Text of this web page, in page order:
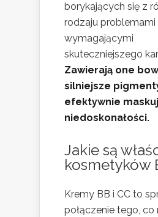
borykających się z
rodzaju problemami
wymagającymi
skuteczniejszego
Zawierają one
silniejsze
efektywnie
niedoskonałości.
Jakie są
kosmetyków
Kremy BB i CC to
połączenie tego, co